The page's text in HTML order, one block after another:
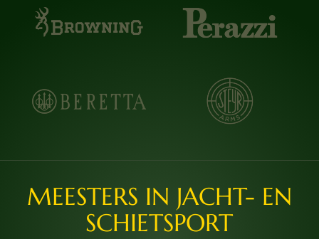
MEESTERS IN JACHT- EN
SCHIETSPORT